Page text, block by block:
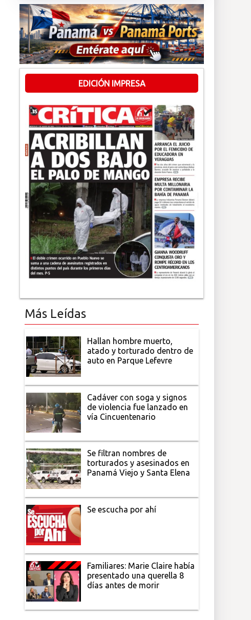
EDICIÓN IMPRESA
Más Leídas
Hallan hombre muerto,
atado y torturado dentro de
auto en Parque Lefevre
Cadáver con soga y signos
de violencia fue lanzado en
vía Cincuentenario
Se filtran nombres de
torturados y asesinados en
Panamá Viejo y Santa Elena
Se escucha por ahí
Familiares: Marie Claire había
presentado una querella 8
días antes de morir